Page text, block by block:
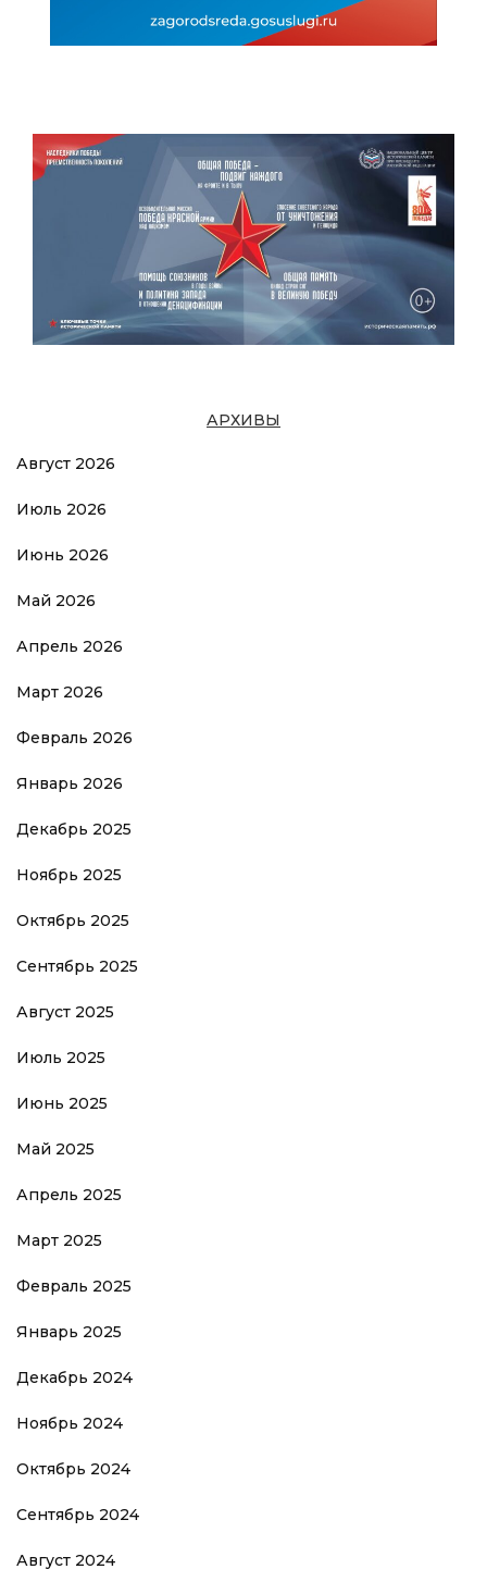
АРХИВЫ
Август 2026
Июль 2026
Июнь 2026
Май 2026
Апрель 2026
Март 2026
Февраль 2026
Январь 2026
Декабрь 2025
Ноябрь 2025
Октябрь 2025
Сентябрь 2025
Август 2025
Июль 2025
Июнь 2025
Май 2025
Апрель 2025
Март 2025
Февраль 2025
Январь 2025
Декабрь 2024
Ноябрь 2024
Октябрь 2024
Сентябрь 2024
Август 2024